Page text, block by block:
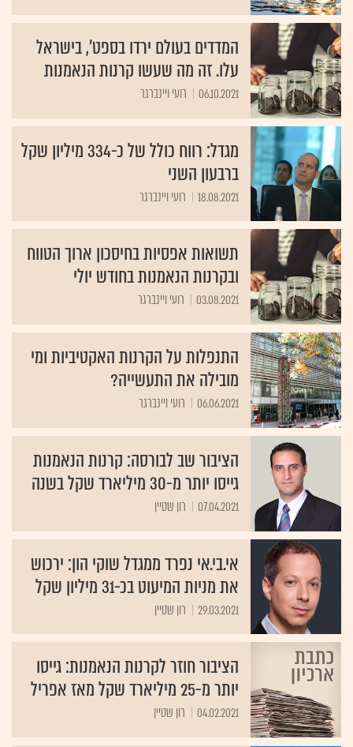
המדדים בעולם ירדו בספט', בישראל
עלו. זה מה שעשו קרנות הנאמנות
06.10.2021 רועי ויינברגר
מגדל: רווח כולל של כ-334 מיליון שקל
ברבעון השני
18.08.2021 רועי ויינברגר
תשואות אפסיות בחיסכון ארוך הטווח
ובקרנות הנאמנות בחודש יולי
03.08.2021 רועי ויינברגר
התנפלות על הקרנות האקטיביות ומי
מובילה את התעשייה?
06.06.2021 רועי ויינברגר
הציבור שב לבורסה: קרנות הנאמנות
גייסו יותר מ-30 מיליארד שקל בשנה
07.04.2021 רון שטיין
אי.בי.אי נפרד ממגדל שוקי הון: ירכוש
את מניות המיעוט בכ-31 מיליון שקל
29.03.2021 רון שטיין
הציבור חוזר לקרנות הנאמנות: גייסו
יותר מ-25 מיליארד שקל מאז אפריל
04.02.2021 רון שטיין